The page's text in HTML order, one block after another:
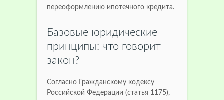
переоформлению ипотечного кредита.
Базовые юридические
принципы: что говорит
закон?
Согласно Гражданскому кодексу
Российской Федерации (статья 1175),